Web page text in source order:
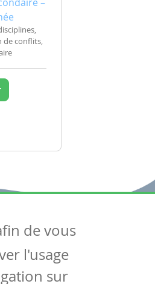
de conflits,
de vous
l'usage
sur